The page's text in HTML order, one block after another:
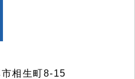
相生町8-15